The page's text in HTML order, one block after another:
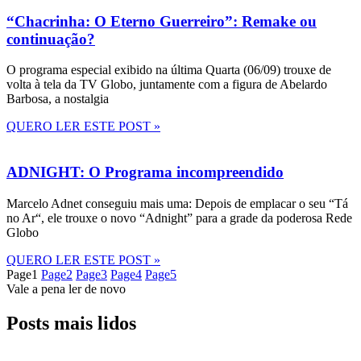
“Chacrinha: O Eterno Guerreiro”: Remake ou
continuação?
O programa especial exibido na última Quarta (06/09) trouxe de
volta à tela da TV Globo, juntamente com a figura de Abelardo
Barbosa, a nostalgia
QUERO LER ESTE POST »
ADNIGHT: O Programa incompreendido
Marcelo Adnet conseguiu mais uma: Depois de emplacar o seu “Tá
no Ar“, ele trouxe o novo “Adnight” para a grade da poderosa Rede
Globo
QUERO LER ESTE POST »
Page1 Page2 Page3 Page4 Page5
Vale a pena ler de novo
Posts mais lidos